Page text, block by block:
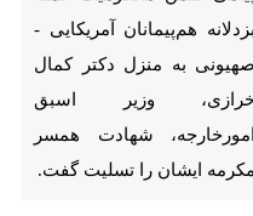
هم‌پیمانان آمریکایی - صهیونی به
منزل دکتر کمال خرازی، وزیر اسبق
امورخارجه، شهادت همسر مکرمه
ایشان را تسلیت گفت.
گزارش روز جمعه